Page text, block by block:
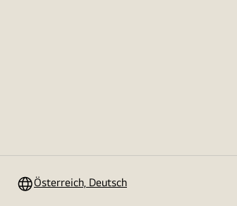
Österreich, Deutsch